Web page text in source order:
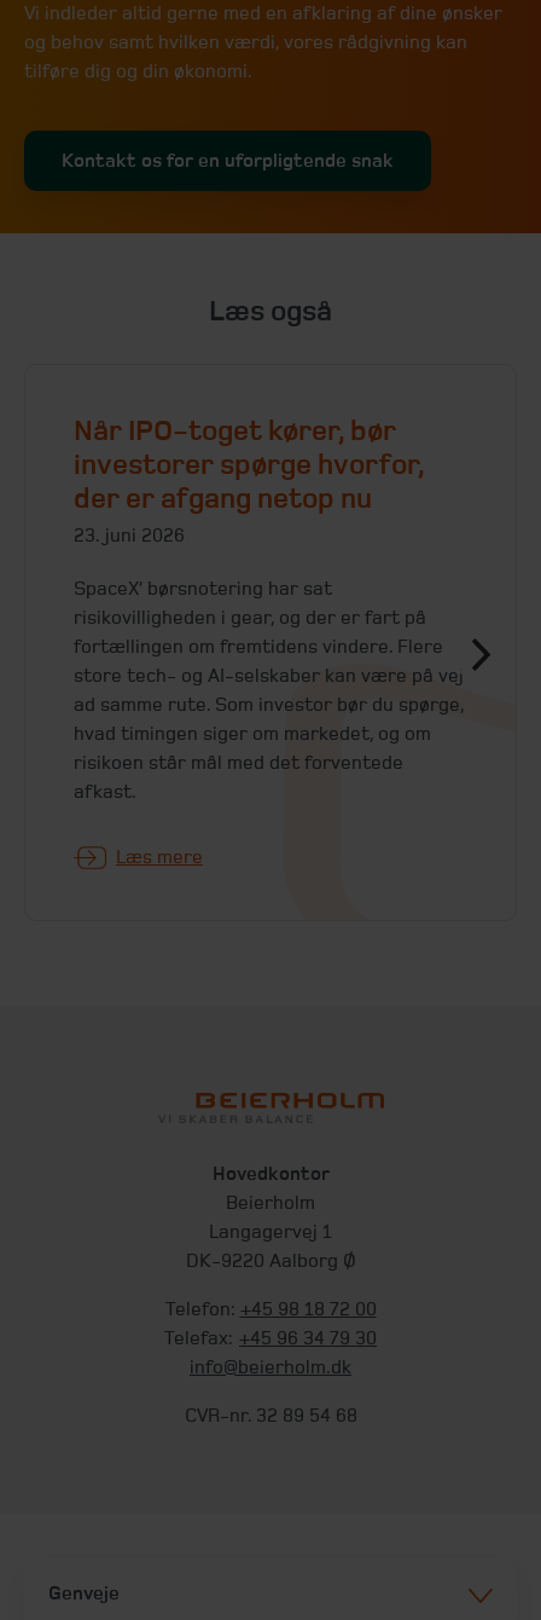
Vi indleder altid gerne med en afklaring af dine ønsker
og behov samt hvilken værdi, vores rådgivning kan
tilføre dig og din økonomi.
Kontakt os for en uforpligtende snak
Læs også
Når IPO-toget kører, bør
investorer spørge hvorfor,
der er afgang netop nu
23. juni 2026
SpaceX’ børsnotering har sat
risikovilligheden i gear, og der er fart på
fortællingen om fremtidens vindere. Flere
store tech- og AI-selskaber kan være på vej
ad samme rute. Som investor bør du spørge,
hvad timingen siger om markedet, og om
risikoen står mål med det forventede
afkast.
Læs mere
Hovedkontor
Beierholm
Langagervej 1
DK-9220 Aalborg Ø
Telefon: +45 98 18 72 00
Telefax: +45 96 34 79 30
info@beierholm.dk
CVR-nr. 32 89 54 68
Genveje